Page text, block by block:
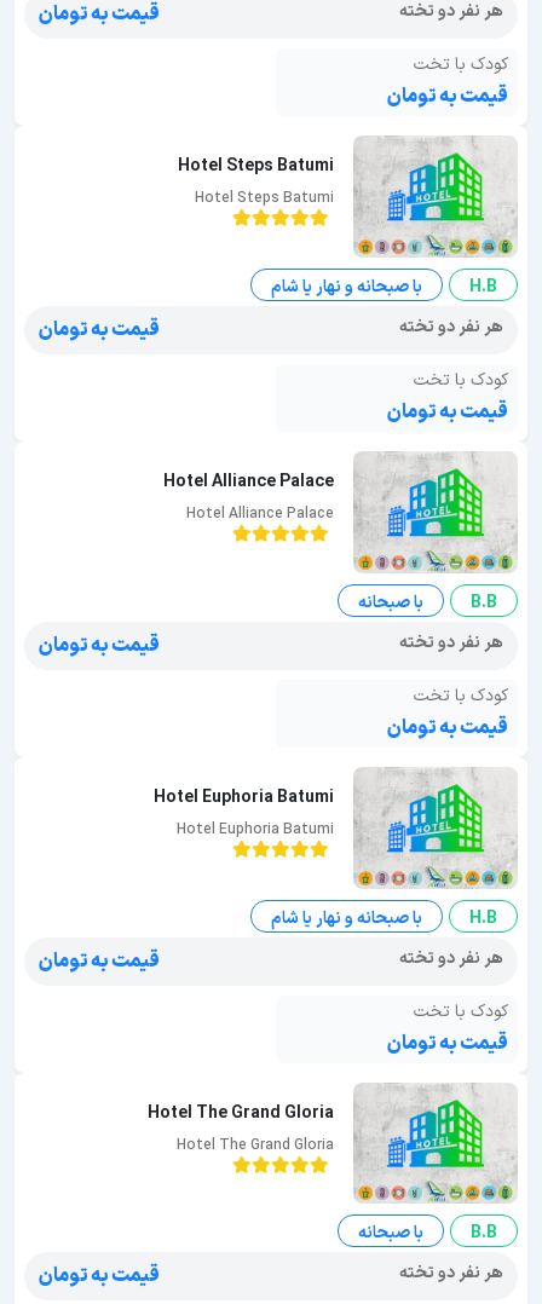
هر نفر دو تخته
قیمت به تومان
کودک با تخت
قیمت به تومان
Hotel Steps Batumi
Hotel Steps Batumi
H.B
با صبحانه و نهار یا شام
هر نفر دو تخته
قیمت به تومان
کودک با تخت
قیمت به تومان
Hotel Alliance Palace
Hotel Alliance Palace
B.B
با صبحانه
هر نفر دو تخته
قیمت به تومان
کودک با تخت
قیمت به تومان
Hotel Euphoria Batumi
Hotel Euphoria Batumi
H.B
با صبحانه و نهار یا شام
هر نفر دو تخته
قیمت به تومان
کودک با تخت
قیمت به تومان
Hotel The Grand Gloria
Hotel The Grand Gloria
B.B
با صبحانه
هر نفر دو تخته
قیمت به تومان